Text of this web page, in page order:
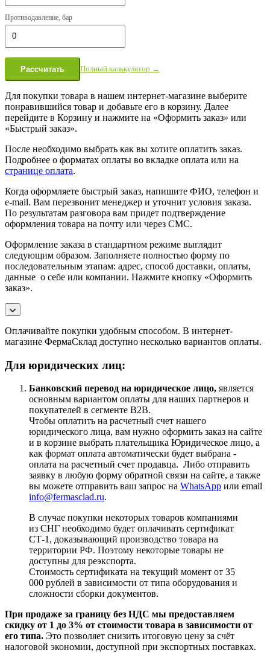
Противодавление, бар
Рассчитать Полный калькулятор →
Для покупки товара в нашем интернет-магазине выберите
понравившийся товар и добавьте его в корзину. Далее
перейдите в Корзину и нажмите на «Оформить заказ» или
«Быстрый заказ».
После необходимо выбрать как вы хотите оплатить заказ.
Подробнее о форматах оплаты во вкладке оплата или на
странице оплата.
Когда оформляете быстрый заказ, напишите ФИО, телефон и
e-mail. Вам перезвонит менеджер и уточнит условия заказа.
По результатам разговора вам придет подтверждение
оформления товара на почту или через СМС.
Оформление заказа в стандартном режиме выглядит
следующим образом. Заполняете полностью форму по
последовательным этапам: адрес, способ доставки, оплаты,
данные о себе или компании. Нажмите кнопку «Оформить
заказ».
Оплачивайте покупки удобным способом. В интернет-
магазине ФермаСклад доступно несколько вариантов оплаты.
Для юридических лиц:
Банковский перевод на юридическое лицо, является
основным вариантом оплаты для наших партнеров и
покупателей в сегменте B2B.
Чтобы оплатить на расчетный счет нашего
юридического лица, вам нужно оформить заказ на сайте
и в корзине выбрать плательщика Юридическое лицо, а
как формат оплата автоматически будет выбрана -
оплата на расчетный счет продавца. Либо отправить
заявку в любую форму обратной связи на сайте, а также
вы можете отправить ваш запрос на WhatsApp или email
info@fermasclad.ru.
В случае покупки некоторых товаров компаниями
из СНГ необходимо будет оплачивать сертификат
СТ-1, доказывающий производство товара на
территории РФ. Поэтому некоторые товары не
доступны для реэкспорта.
Стоимость сертификата на текущий момент от 35
000 рублей в зависимости от типа оборудования и
сложности сборки документов.
При продаже за границу без НДС мы предоставляем
скидку от 1 до 3% от стоимости товара в зависимости от
его типа. Это позволяет снизить итоговую цену за счёт
налоговой экономии, доступной при экспортных поставках.